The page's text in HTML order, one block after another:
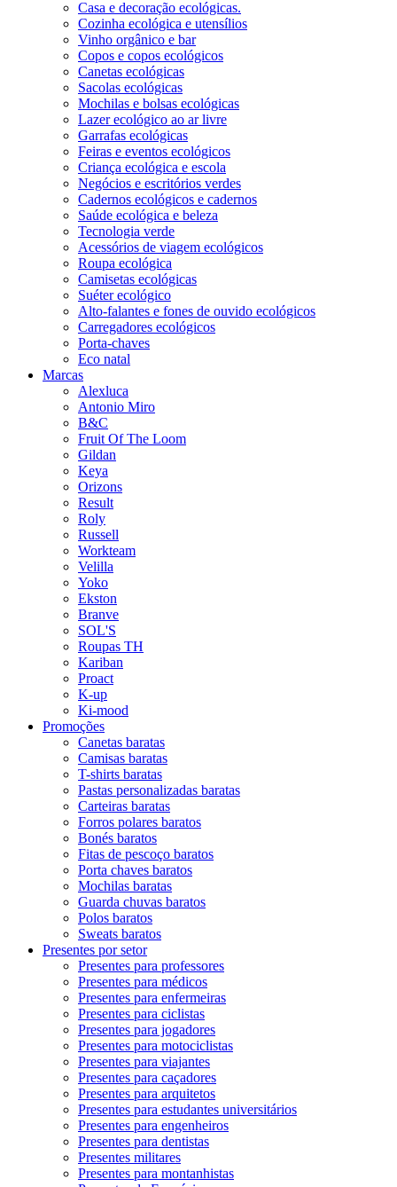
Casa e decoração ecológicas.
Cozinha ecológica e utensílios
Vinho orgânico e bar
Copos e copos ecológicos
Canetas ecológicas
Sacolas ecológicas
Mochilas e bolsas ecológicas
Lazer ecológico ao ar livre
Garrafas ecológicas
Feiras e eventos ecológicos
Criança ecológica e escola
Negócios e escritórios verdes
Cadernos ecológicos e cadernos
Saúde ecológica e beleza
Tecnologia verde
Acessórios de viagem ecológicos
Roupa ecológica
Camisetas ecológicas
Suéter ecológico
Alto-falantes e fones de ouvido ecológicos
Carregadores ecológicos
Porta-chaves
Eco natal
Marcas
Alexluca
Antonio Miro
B&C
Fruit Of The Loom
Gildan
Keya
Orizons
Result
Roly
Russell
Workteam
Velilla
Yoko
Ekston
Branve
SOL'S
Roupas TH
Kariban
Proact
K-up
Ki-mood
Promoções
Canetas baratas
Camisas baratas
T-shirts baratas
Pastas personalizadas baratas
Carteiras baratas
Forros polares baratos
Bonés baratos
Fitas de pescoço baratos
Porta chaves baratos
Mochilas baratas
Guarda chuvas baratos
Polos baratos
Sweats baratos
Presentes por setor
Presentes para professores
Presentes para médicos
Presentes para enfermeiras
Presentes para ciclistas
Presentes para jogadores
Presentes para motociclistas
Presentes para viajantes
Presentes para caçadores
Presentes para arquitetos
Presentes para estudantes universitários
Presentes para engenheiros
Presentes para dentistas
Presentes militares
Presentes para montanhistas